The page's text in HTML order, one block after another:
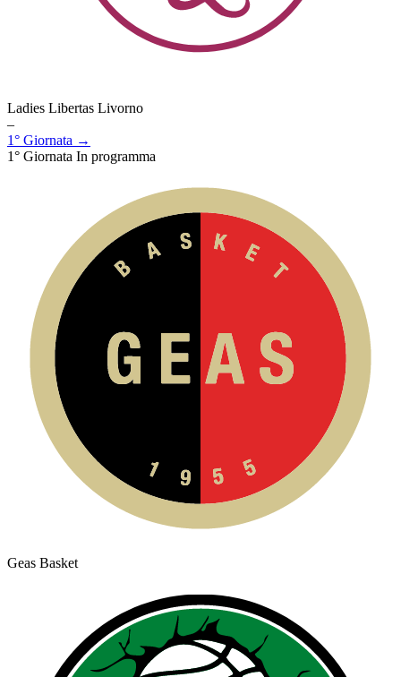
Ladies Libertas Livorno
–
1° Giornata →
1° Giornata In programma
Geas Basket